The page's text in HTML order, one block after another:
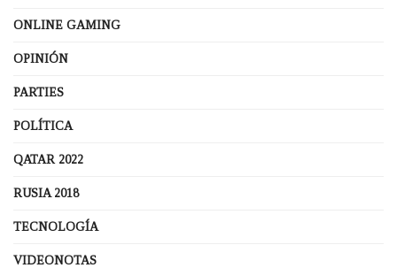
ONLINE GAMING
OPINIÓN
PARTIES
POLÍTICA
QATAR 2022
RUSIA 2018
TECNOLOGÍA
VIDEONOTAS